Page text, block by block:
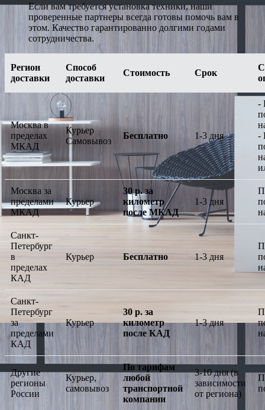
Если вам требуется установка техники, наши
проверенные партнеры всегда готовы помочь вам в
этом. Качество гарантированно долгими годами
сотрудничества.
Регион
доставки
Способ
доставки
Стоимость Срок
Москва в
пределах
МКАД
Курьер
Самовывоз
Бесплатно 1-3 дня
-
-
Москва за
пределами
МКАД
Курьер
30 р. за
километр
после МКАД
1-3 дня
Санкт-
Петербург
в
пределах
КАД
Курьер Бесплатно 1-3 дня
Санкт-
Петербург
за
пределами
КАД
Курьер
30 р. за
километр
после КАД
1-3 дня
Другие
регионы
России
Курьер,
самовывоз
По тарифам
любой
транспортной
компании
3-10 дня (в
зависимости
от региона)